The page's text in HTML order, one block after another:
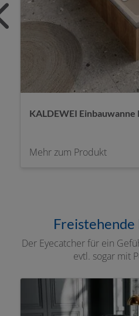
KALDEWEI Einbauwanne
Mehr zum Produkt
Freistehende
Der Eyecatcher für ein
evtl. sogar mit